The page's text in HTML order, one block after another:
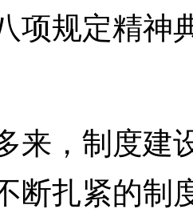
项规定精神
，制度建
断扎紧的制